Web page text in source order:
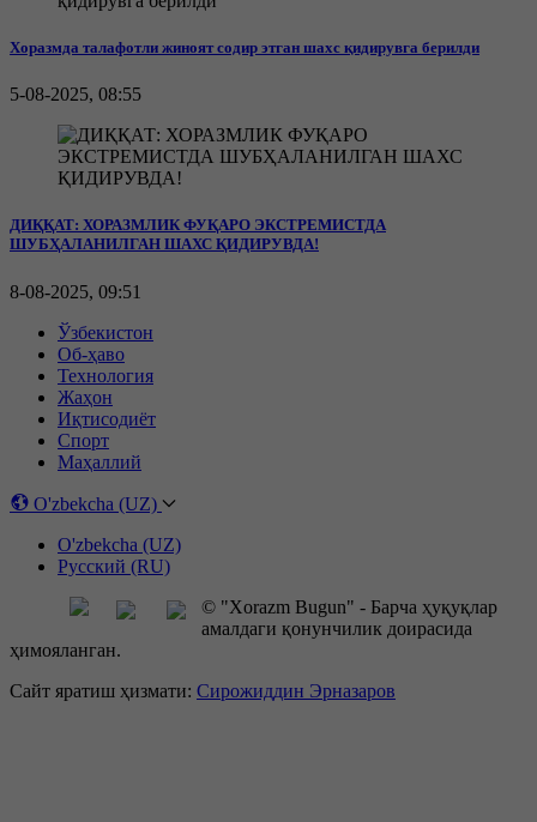
Хоразмда талафотли жиноят содир этган шахс қидирувга берилди
5-08-2025, 08:55
ДИҚҚАТ: ХОРАЗМЛИК ФУҚАРО ЭКСТРЕМИСТДА
ШУБҲАЛАНИЛГАН ШАХС ҚИДИРУВДА!
8-08-2025, 09:51
Ўзбекистон
Об-ҳаво
Технология
Жаҳон
Иқтисодиёт
Спорт
Маҳаллий
O'zbekcha (UZ)
O'zbekcha (UZ)
Русский (RU)
© "Xorazm Bugun" - Барча ҳуқуқлар
амалдаги қонунчилик доирасида
ҳимояланган.
Сайт яратиш ҳизмати: Сирожиддин Эрназаров